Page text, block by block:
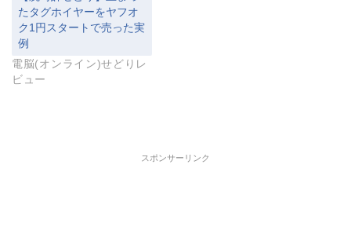
たタグホイヤーをヤフオ
ク1円スタートで売った実
例
電脳(オンライン)せどりレ
ビュー
スポンサーリンク